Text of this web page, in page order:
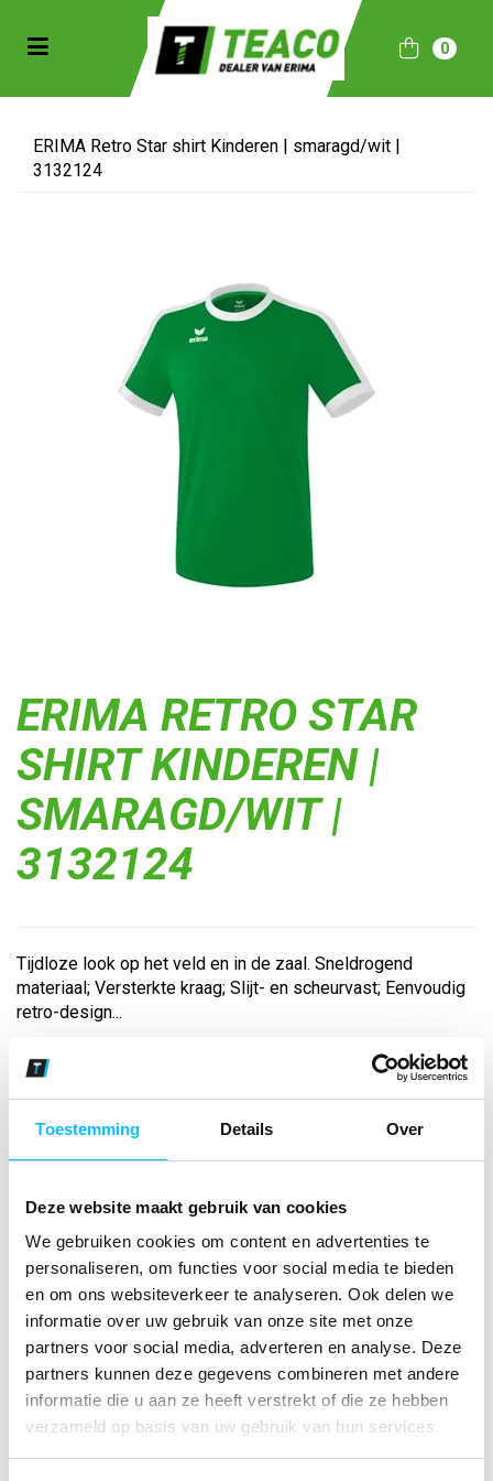
Toestemming Details Over
Deze website maakt gebruik van cookies
We gebruiken cookies om content en advertenties te
personaliseren, om functies voor social media te bieden
en om ons websiteverkeer te analyseren. Ook delen we
informatie over uw gebruik van onze site met onze
partners voor social media, adverteren en analyse. Deze
partners kunnen deze gegevens combineren met andere
informatie die u aan ze heeft verstrekt of die ze hebben
verzameld op basis van uw gebruik van hun services.
(Sportkleding)
(Collecties)
Toggle navigation 0
ERIMA Retro Star shirt Kinderen | smaragd/wit |
3132124
ERIMA RETRO STAR
SHIRT KINDEREN |
SMARAGD/WIT |
3132124
Tijdloze look op het veld en in de zaal. Sneldrogend
materiaal; Versterkte kraag; Slijt- en scheurvast; Eenvoudig
retro-design...
smaragd/wit
Maat
*Gratis verzending vanaf €150,- exclusief BTW
Kies kleur/maat
€ 10,31 € 13 ,22 excl BTW